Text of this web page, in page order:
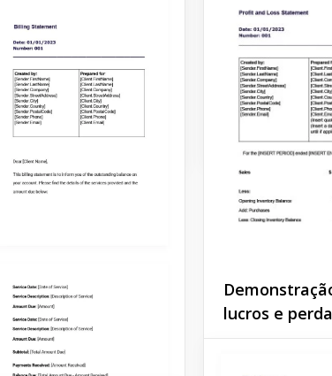
Um Demonstrativo de Fluxo
de Caixa é um relatório
obrigatório para qualquer
empresa pública.
Google Docs
Compensação
semanal ou anual
Então, nosso
gratuito é o que
estava
lucros e